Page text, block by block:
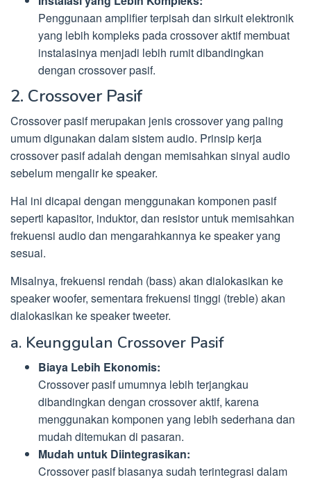
Penggunaan amplifier terpisah dan sirkuit elektronik
yang lebih kompleks pada crossover aktif membuat
instalasinya menjadi lebih rumit dibandingkan
dengan crossover pasif.
2. Crossover Pasif
Crossover pasif merupakan jenis crossover yang paling
umum digunakan dalam sistem audio. Prinsip kerja
crossover pasif adalah dengan memisahkan sinyal audio
sebelum mengalir ke speaker.
Hal ini dicapai dengan menggunakan komponen pasif
seperti kapasitor, induktor, dan resistor untuk memisahkan
frekuensi audio dan mengarahkannya ke speaker yang
sesuai.
Misalnya, frekuensi rendah (bass) akan dialokasikan ke
speaker woofer, sementara frekuensi tinggi (treble) akan
dialokasikan ke speaker tweeter.
a. Keunggulan Crossover Pasif
Biaya Lebih Ekonomis:
Crossover pasif umumnya lebih terjangkau
dibandingkan dengan crossover aktif, karena
menggunakan komponen yang lebih sederhana dan
mudah ditemukan di pasaran.
Mudah untuk Diintegrasikan:
Crossover pasif biasanya sudah terintegrasi dalam